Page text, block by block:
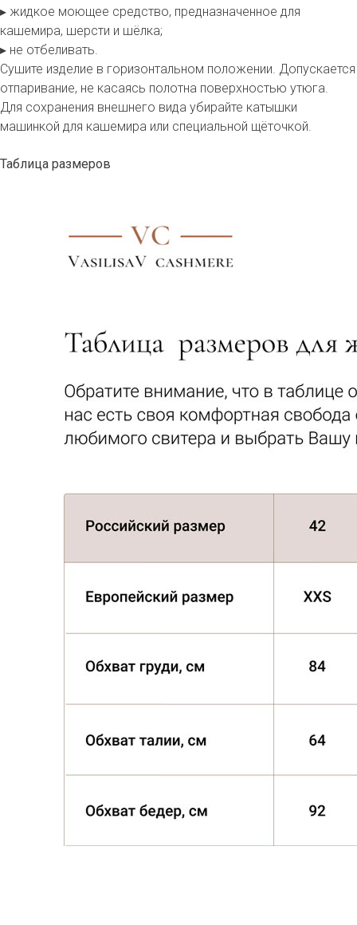
▸ жидкое моющее средство, предназначенное для
кашемира, шерсти и шёлка;
▸ не отбеливать.
Сушите изделие в горизонтальном положении. Допускается
отпаривание, не касаясь полотна поверхностью утюга.
Для сохранения внешнего вида убирайте катышки
машинкой для кашемира или специальной щёточкой.
Таблица размеров